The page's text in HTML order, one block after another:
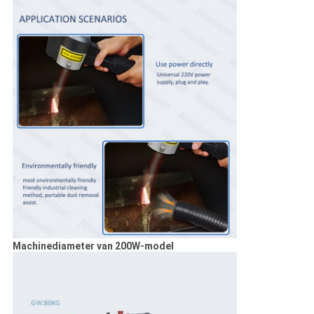
Machinediameter van 200W-model